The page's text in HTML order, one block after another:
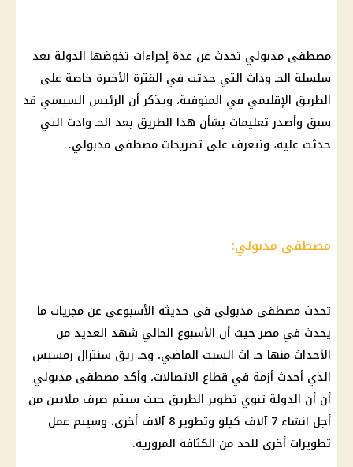
مصطفى مدبولي تحدث عن عدة إجراءات تخوضها الدولة بعد
سلسلة الحـ وداث التي حدثت في الفترة الأخيرة خاصة على
الطريق الإقليمي في المنوفية، ويذكر أن الرئيس السيسي قد
سبق وأصدر تعليمات بشأن هذا الطريق بعد الحـ وادث التي
حدثت عليه، ونتعرف على تصريحات مصطفى مدبولي.
مصطفى مدبولي:
تحدث مصطفى مدبولي في حديثه الأسبوعي عن مجريات ما
يحدث في مصر حيث أن الأسبوع الحالي شهد العديد من
الأحداث منها حـ اث السبت الماضي، وحـ ريق سنترال رمسيس
الذي أحدث أزمة في قطاع الاتصالات، وأكد مصطفى مدبولي
أن أن الدولة تنوي تطوير الطريق حيث سيتم صرف ملايين من
أجل انشاء 7 آلاف كيلو وتطوير 8 آلاف أخرى، وسيتم عمل
تطويرات أخرى للحد من الكثافة المرورية.